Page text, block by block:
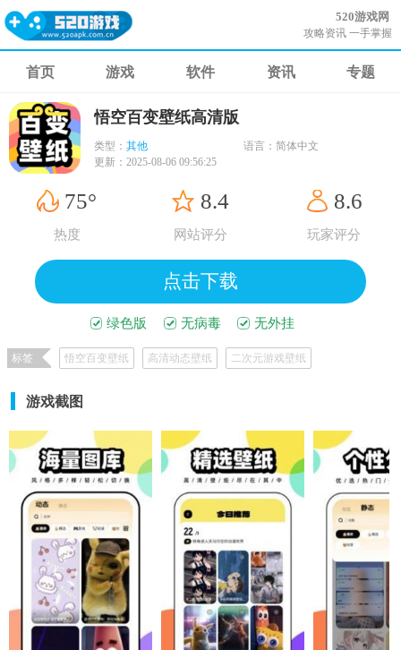
520游戏网
攻略资讯 一手掌握
首页 游戏 软件 资讯 专题
悟空百变壁纸高清版
类型： 其他 语言： 简体中文
更新： 2025-08-06 09:56:25
75°
热度
8.4
网站评分
8.6
玩家评分
点击下载
绿色版 无病毒 无外挂
标签 悟空百变壁纸 高清动态壁纸 二次元游戏壁纸
游戏截图